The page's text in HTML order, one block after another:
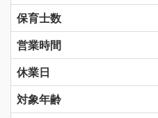
保育士数
営業時間
休業日
対象年齢